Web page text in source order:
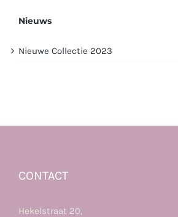
Nieuws
Nieuwe Collectie 2023
CONTACT
Hekelstraat 20,